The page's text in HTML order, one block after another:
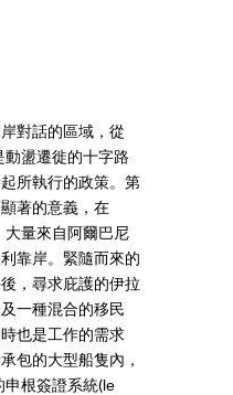
對話的區域，從
盪遷徙的十字路
所執行的政策。第
著的意義，在
量來自阿爾巴尼
靠岸。緊隨而來的
，尋求庇護的伊拉
一種混合的移民
也是工作的需求
包的大型船隻內，
申根簽證系統(le